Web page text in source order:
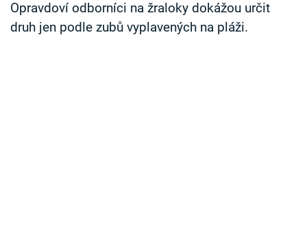
Sledujte nás
Opravdoví odborníci na žraloky dokážou určit
druh jen podle zubů vyplavených na pláži.